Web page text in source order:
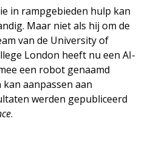
in rampgebieden hulp kan
Maar niet als hij om de
van de University of
London heeft nu een AI-
een robot genaamd
aanpassen aan
werden gepubliceerd
.